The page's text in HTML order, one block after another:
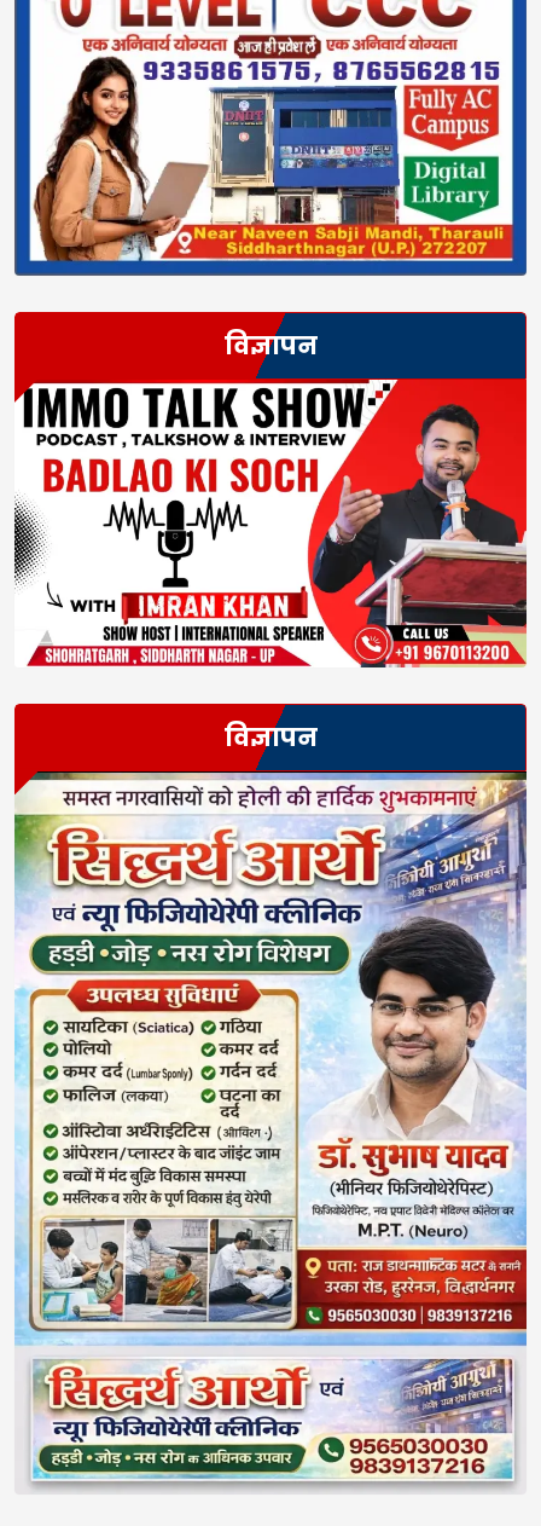
विज्ञापन
विज्ञापन